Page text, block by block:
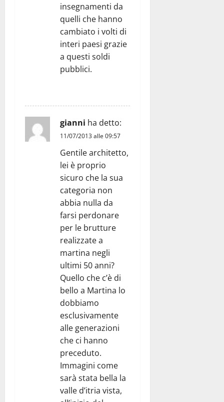
insegnamenti da
quelli che hanno
cambiato i volti di
interi paesi grazie
a questi soldi
pubblici.
gianni ha detto:
11/07/2013 alle 09:57
Gentile architetto,
lei è proprio
sicuro che la sua
categoria non
abbia nulla da
farsi perdonare
per le brutture
realizzate a
martina negli
ultimi 50 anni?
Quello che c’è di
bello a Martina lo
dobbiamo
esclusivamente
alle generazioni
che ci hanno
preceduto.
Immagini come
sarà stata bella la
valle d’itria vista,